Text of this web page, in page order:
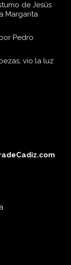
de Jesús
Margarita
Pedro
vio la luz